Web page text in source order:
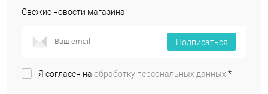
Свежие новости магазина
Подписаться
Я согласен на обработку персональных данных.*